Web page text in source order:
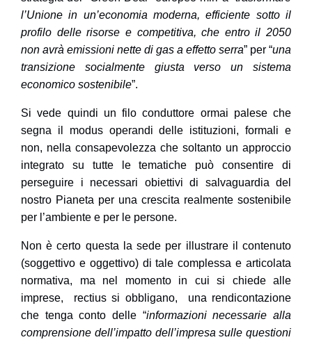
l’Unione in un’economia moderna, efficiente sotto il
profilo delle risorse e competitiva, che entro il 2050
non avrà emissioni nette di gas a effetto serra” per “una
transizione socialmente giusta verso un sistema
economico sostenibile”.
Si vede quindi un filo conduttore ormai palese che
segna il modus operandi delle istituzioni, formali e
non, nella consapevolezza che soltanto un approccio
integrato su tutte le tematiche può consentire di
perseguire i necessari obiettivi di salvaguardia del
nostro Pianeta per una crescita realmente sostenibile
per l’ambiente e per le persone.
Non è certo questa la sede per illustrare il contenuto
(soggettivo e oggettivo) di tale complessa e articolata
normativa, ma nel momento in cui si chiede alle
imprese, rectius si obbligano, una rendicontazione
che tenga conto delle “informazioni necessarie alla
comprensione dell’impatto dell’impresa sulle questioni